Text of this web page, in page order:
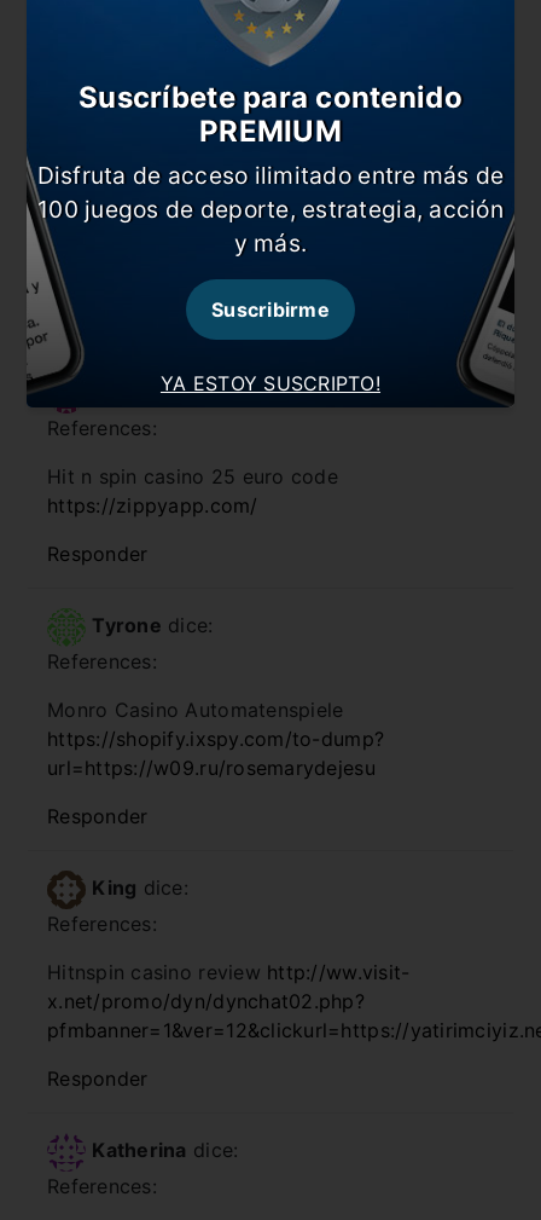
KingMaker Casino Einzahlung 2025
Responder
References:
KingMaker Casino Neukundenbonus
Einzahlung
Responder
dice:
References:
Hit n spin casino 25 euro code
https://zippyapp.com/
Responder
Tyrone dice:
References:
Monro Casino Automatenspiele
https://shopify.ixspy.com/to-dump?
url=https://w09.ru/rosemarydejesu
Responder
King dice:
References:
Hitnspin casino review http://ww.visit-
x.net/promo/dyn/dynchat02.php?
pfmbanner=1&ver=12&clickurl=https://
Responder
Katherina dice:
References:
YA ESTOY SUSCRIPTO!
Suscríbete para contenido
PREMIUM
Disfruta de acceso ilimitado entre más de
100 juegos de deporte, estrategia, acción
y más.
Suscribirme